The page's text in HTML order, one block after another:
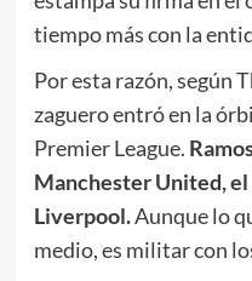
tiempo más con la
Por esta razón, según
zaguero entró en la
Premier League.
Manchester United,
Liverpool.Aunque lo
medio, es militar con